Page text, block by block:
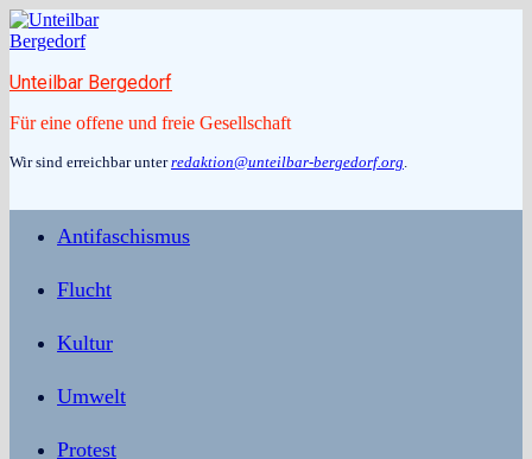
Zum
Inhalt
Unteilbar Bergedorf
Für eine offene und freie Gesellschaft
Wir sind erreichbar unterredaktion@unteilbar-bergedorf.org.
Antifaschismus
Flucht
Kultur
Umwelt
Protest